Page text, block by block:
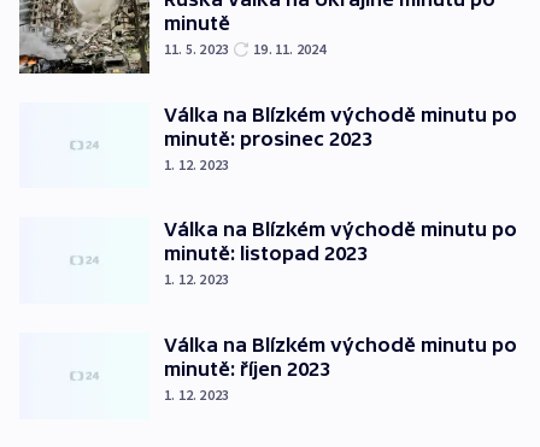
minutě
11. 5. 2023 19. 11. 2024
Válka na Blízkém východě minutu po
minutě: prosinec 2023
1. 12. 2023
Válka na Blízkém východě minutu po
minutě: listopad 2023
1. 12. 2023
Válka na Blízkém východě minutu po
minutě: říjen 2023
1. 12. 2023